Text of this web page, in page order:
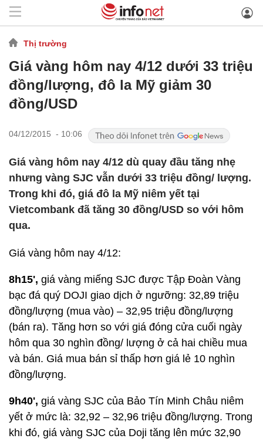
Thị trường
Giá vàng hôm nay 4/12 dưới 33 triệu
đồng/lượng, đô la Mỹ giảm 30
đồng/USD
04/12/2015 - 10:06
Giá vàng hôm nay 4/12 dù quay đầu tăng nhẹ
nhưng vàng SJC vẫn dưới 33 triệu đồng/ lượng.
Trong khi đó, giá đô la Mỹ niêm yết tại
Vietcombank đã tăng 30 đồng/USD so với hôm
qua.
Giá vàng hôm nay 4/12:
8h15', giá vàng miếng SJC được Tập Đoàn Vàng
bạc đá quý DOJI giao dịch ở ngưỡng: 32,89 triệu
đồng/lượng (mua vào) – 32,95 triệu đồng/lượng
(bán ra). Tăng hơn so với giá đóng cửa cuối ngày
hôm qua 30 nghìn đồng/ lượng ở cả hai chiều mua
và bán. Giá mua bán sỉ thấp hơn giá lẻ 10 nghìn
đồng/lượng.
9h40', giá vàng SJC của Bảo Tín Minh Châu niêm
yết ở mức là: 32,92 – 32,96 triệu đồng/lượng. Trong
khi đó, giá vàng SJC của Doji tăng lên mức 32,90